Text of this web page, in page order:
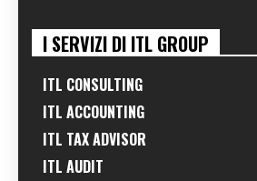
I SERVIZI DI ITL GROUP
ITL CONSULTING
ITL ACCOUNTING
ITL TAX ADVISOR
ITL AUDIT